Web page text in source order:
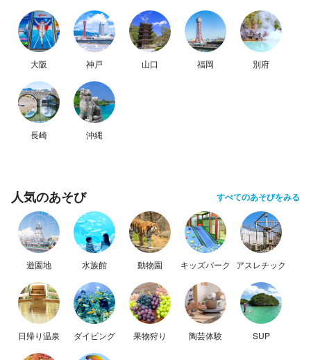
大阪 神戸 山口 福岡 別府
長崎 沖縄
人気のあそび すべてのあそびをみる
遊園地 水族館 動物園 キッズパーク アスレチック
日帰り温泉 ダイビング 果物狩り 陶芸体験 SUP